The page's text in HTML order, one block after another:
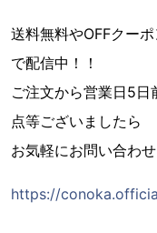
送料無料やOFFクー
で配信中！！
ご注文から営業日5日
点等ございましたら
お気軽にお問い合わせ
https://